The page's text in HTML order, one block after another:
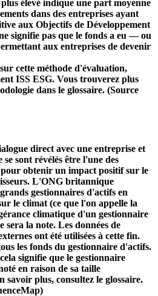
élevé indique une part moyenne
dans des entreprises ayant
aux Objectifs de Développement
signifie pas que le fonds a eu — ou
aux entreprises de devenir
cette méthode d'évaluation,
ISS ESG. Vous trouverez plus
dans le glossaire. (Source
direct avec une entreprise et
sont révélés être l'une des
pour obtenir un impact positif sur le
L'ONG britannique
gestionnaires d'actifs en
le climat (ce que l'on appelle la
climatique d'un gestionnaire
sera la note. Les données de
ont été utilisées à cette fin.
les fonds du gestionnaire d'actifs.
signifie que le gestionnaire
en raison de sa taille
savoir plus, consultez le glossaire.